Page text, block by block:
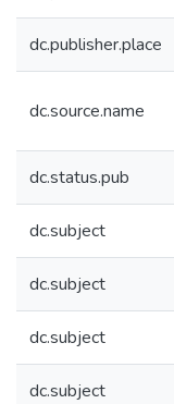
dc.publisher.place
dc.source.name
dc.status.pub
dc.subject
dc.subject
dc.subject
dc.subject